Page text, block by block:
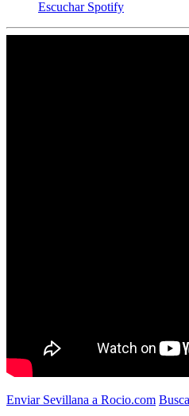
Escuchar Spotify
Enviar Sevillana a Rocio.com